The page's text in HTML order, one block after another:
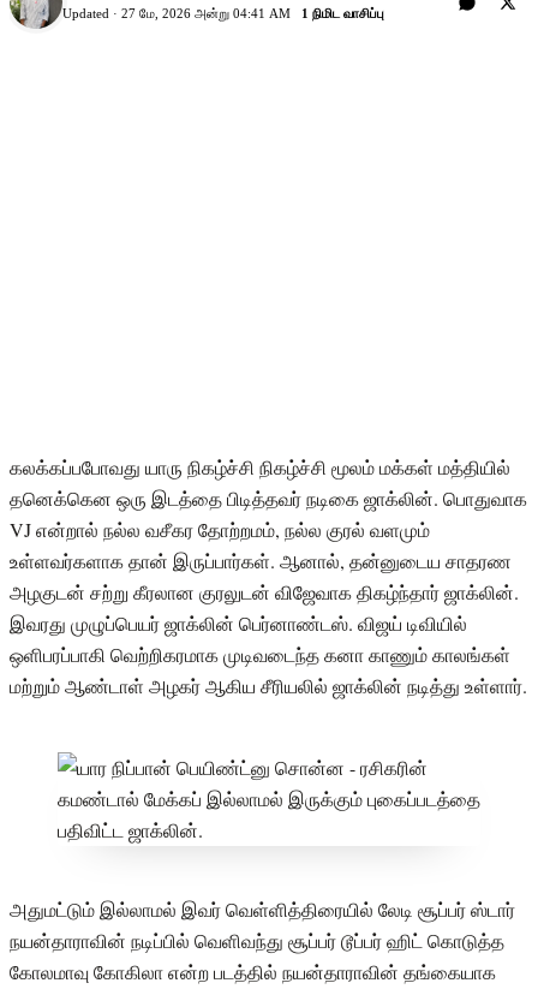
Updated · 27 மே, 2026 அன்று 04:41 AM 1 நிமிட வாசிப்பு
கலக்கப்பபோவது யாரு நிகழ்ச்சி நிகழ்ச்சி மூலம் மக்கள் மத்தியில்
தனெக்கென ஒரு இடத்தை பிடித்தவர் நடிகை ஜாக்லின். பொதுவாக
VJ என்றால் நல்ல வசீகர தோற்றமம், நல்ல குரல் வளமும்
உள்ளவர்களாக தான் இருப்பார்கள். ஆனால், தன்னுடைய சாதரண
அழகுடன் சற்று கீரலான குரலுடன் விஜேவாக திகழ்ந்தார் ஜாக்லின்.
இவரது முழுப்பெயர் ஜாக்லின் பெர்னாண்டஸ். விஜய் டிவியில்
ஒளிபரப்பாகி வெற்றிகரமாக முடிவடைந்த கனா காணும் காலங்கள்
மற்றும் ஆண்டாள் அழகர் ஆகிய சீரியலில் ஜாக்லின் நடித்து உள்ளார்.
அதுமட்டும் இல்லாமல் இவர் வெள்ளித்திரையில் லேடி சூப்பர் ஸ்டார்
நயன்தாராவின் நடிப்பில் வெளிவந்து சூப்பர் டூப்பர் ஹிட் கொடுத்த
கோலமாவு கோகிலா என்ற படத்தில் நயன்தாராவின் தங்கையாக